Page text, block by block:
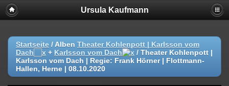
Ursula Kaufmann
Startseite / Alben Theater Kohlenpott | Karlsson vom
Dach
+ Karlsson vom Dach / Theater Kohlenpott |
Karlsson vom Dach | Regie: Frank Hörner | Flottmann-
Hallen, Herne | 08.10.2020